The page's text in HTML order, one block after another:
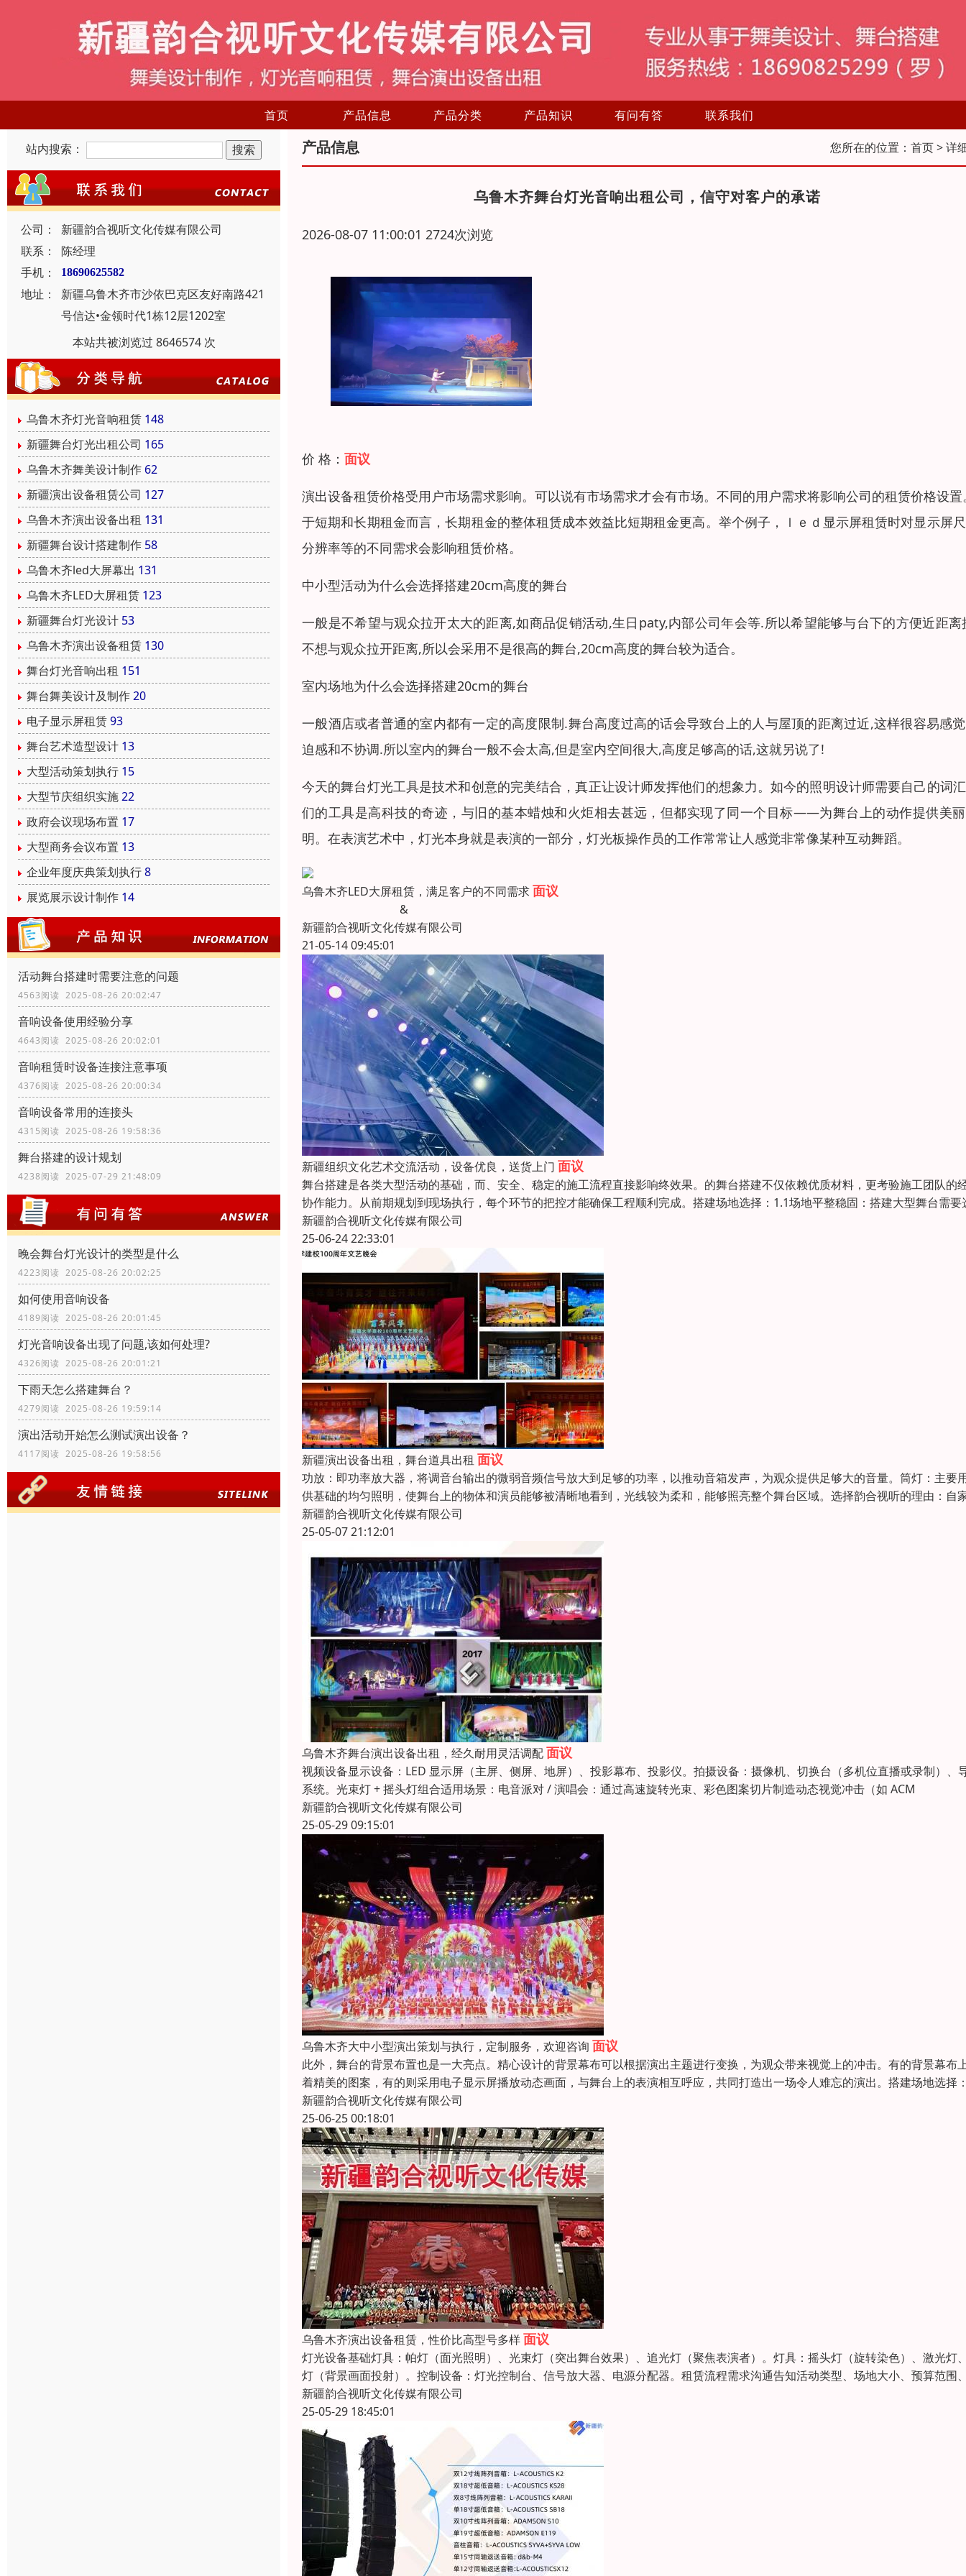
首页 产品信息 产品分类 产品知识 有问有答 联系我们
站内搜索：
公司：
新疆韵合视听文化传媒有限公司
联系：
陈经理
手机：
18690625582
地址：
新疆乌鲁木齐市沙依巴克区友好南路421
号信达•金领时代1栋12层1202室
本站共被浏览过 8646574 次
乌鲁木齐灯光音响租赁 148
新疆舞台灯光出租公司 165
乌鲁木齐舞美设计制作 62
新疆演出设备租赁公司 127
乌鲁木齐演出设备出租 131
新疆舞台设计搭建制作 58
乌鲁木齐led大屏幕出 131
乌鲁木齐LED大屏租赁 123
新疆舞台灯光设计 53
乌鲁木齐演出设备租赁 130
舞台灯光音响出租 151
舞台舞美设计及制作20
电子显示屏租赁93
舞台艺术造型设计 13
大型活动策划执行 15
大型节庆组织实施22
政府会议现场布置 17
大型商务会议布置 13
企业年度庆典策划执行8
展览展示设计制作 14
活动舞台搭建时需要注意的问题
4563阅读 2025-08-26 20:02:47
音响设备使用经验分享
4643阅读 2025-08-26 20:02:01
音响租赁时设备连接注意事项
4376阅读 2025-08-26 20:00:34
音响设备常用的连接头
4315阅读 2025-08-26 19:58:36
舞台搭建的设计规划
4238阅读 2025-07-29 21:48:09
晚会舞台灯光设计的类型是什么
4223阅读 2025-08-26 20:02:25
如何使用音响设备
4189阅读 2025-08-26 20:01:45
灯光音响设备出现了问题,该如何处理?
4326阅读 2025-08-26 20:01:21
下雨天怎么搭建舞台？
4279阅读 2025-08-26 19:59:14
演出活动开始怎么测试演出设备？
4117阅读 2025-08-26 19:58:56
产品信息 您所在的位置： 首页> 详
乌鲁木齐舞台灯光音响出租公司，信守对客户的承诺
2026-08-07 11:00:01 2724次浏览
价 格： 面议
演出设备租赁价格受用户市场需求影响。可以说有市场需求才会有市场。不同的用户需求将影响公司的租赁价格设置
于短期和长期租金而言，长期租金的整体租赁成本效益比短期租金更高。举个例子，ｌｅｄ显示屏租赁时对显示屏
分辨率等的不同需求会影响租赁价格。
中小型活动为什么会选择搭建20cm高度的舞台
一般是不希望与观众拉开太大的距离,如商品促销活动,生日paty,内部公司年会等.所以希望能够与台下的方便近距离
不想与观众拉开距离,所以会采用不是很高的舞台,20cm高度的舞台较为适合。
室内场地为什么会选择搭建20cm的舞台
一般酒店或者普通的室内都有一定的高度限制.舞台高度过高的话会导致台上的人与屋顶的距离过近,这样很容易感
迫感和不协调.所以室内的舞台一般不会太高,但是室内空间很大,高度足够高的话,这就另说了!
今天的舞台灯光工具是技术和创意的完美结合，真正让设计师发挥他们的想象力。如今的照明设计师需要自己的词
们的工具是高科技的奇迹，与旧的基本蜡烛和火炬相去甚远，但都实现了同一个目标——为舞台上的动作提供美
明。在表演艺术中，灯光本身就是表演的一部分，灯光板操作员的工作常常让人感觉非常像某种互动舞蹈。
乌鲁木齐LED大屏租赁，满足客户的不同需求面议
&
新疆韵合视听文化传媒有限公司
21-05-14 09:45:01
新疆组织文化艺术交流活动，设备优良，送货上门 面议
舞台搭建是各类大型活动的基础，而、安全、稳定的施工流程直接影响终效果。的舞台搭建不仅依赖优质材料，更考验施工团队的
协作能力。从前期规划到现场执行，每个环节的把控才能确保工程顺利完成。搭建场地选择：1.1场地平整稳固：搭建大型舞台需要
新疆韵合视听文化传媒有限公司
25-06-24 22:33:01
新疆演出设备出租，舞台道具出租 面议
功放：即功率放大器，将调音台输出的微弱音频信号放大到足够的功率，以推动音箱发声，为观众提供足够大的音量。筒灯：主要
供基础的均匀照明，使舞台上的物体和演员能够被清晰地看到，光线较为柔和，能够照亮整个舞台区域。选择韵合视听的理由：自
新疆韵合视听文化传媒有限公司
25-05-07 21:12:01
乌鲁木齐舞台演出设备出租，经久耐用灵活调配面议
视频设备显示设备：LED 显示屏（主屏、侧屏、地屏）、投影幕布、投影仪。拍摄设备：摄像机、切换台（多机位直播或录制）、
系统。光束灯 + 摇头灯组合适用场景：电音派对 / 演唱会：通过高速旋转光束、彩色图案切片制造动态视觉冲击（如 ACM
新疆韵合视听文化传媒有限公司
25-05-29 09:15:01
乌鲁木齐大中小型演出策划与执行，定制服务，欢迎咨询 面议
此外，舞台的背景布置也是一大亮点。精心设计的背景幕布可以根据演出主题进行变换，为观众带来视觉上的冲击。有的背景幕布
着精美的图案，有的则采用电子显示屏播放动态画面，与舞台上的表演相互呼应，共同打造出一场令人难忘的演出。搭建场地选择
新疆韵合视听文化传媒有限公司
25-06-25 00:18:01
乌鲁木齐演出设备租赁，性价比高型号多样面议
灯光设备基础灯具：帕灯（面光照明）、光束灯（突出舞台效果）、追光灯（聚焦表演者）。灯具：摇头灯（旋转染色）、激光灯
灯（背景画面投射）。控制设备：灯光控制台、信号放大器、电源分配器。租赁流程需求沟通告知活动类型、场地大小、预算范围
新疆韵合视听文化传媒有限公司
25-05-29 18:45:01